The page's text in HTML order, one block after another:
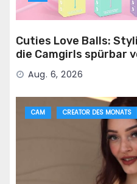
Cuties Love Balls:
die Camgirls spürbar
Aug. 6, 2026
CAM CREATOR DES MONATS